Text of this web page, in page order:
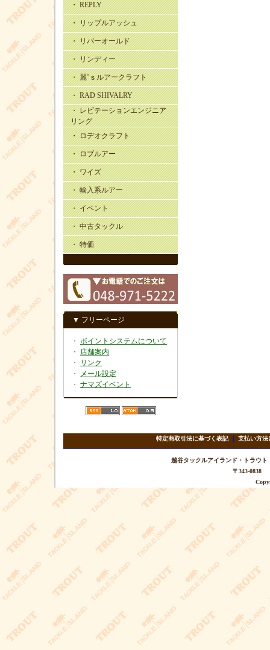
・ REPLY
・ リップルアッシュ
・ リバーオールド
・ リンディー
・ 麗’ｓルアークラフト
・ RAD SHIVALRY
・ レビテーションエンジニア
リング
・ ロデオクラフト
・ ロブルアー
・ ワイズ
・ 輸入系ルアー
・ イベント
・ 中古タックル
・ 特価
▼ フリーページ
・ ポイントシステムについて
・ 店舗案内
・
リンク
・
メール設定
・ ナマズイベント
特定商取引法に基づく表記｜ 支払い方法
越谷タックルアイランド・トラ
〒343-0838